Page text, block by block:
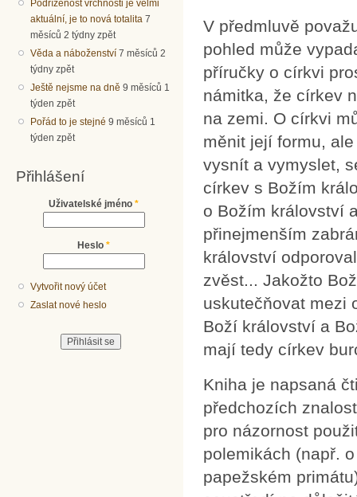
Podřízenost vrchnosti je velmi
aktuální, je to nová totalita 7
měsíců 2 týdny zpět
Věda a náboženství 7 měsíců 2
týdny zpět
Ještě nejsme na dně 9 měsíců 1
týden zpět
Pořád to je stejné 9 měsíců 1
týden zpět
Přihlášení
Uživatelské jméno *
Heslo *
Vytvořit nový účet
Zaslat nové heslo
V předmluvě
pohled může
příručky o církvi
námitka, že církev
na zemi. O církvi
měnit její formu,
vysnít a vymyslet,
církev s Božím
o Božím království
přinejmenším
království
zvěst... Jakožto
uskutečňovat mezi
Boží království a
mají tedy církev
Kniha je napsaná
předchozích
pro názornost
polemikách (např.
papežském